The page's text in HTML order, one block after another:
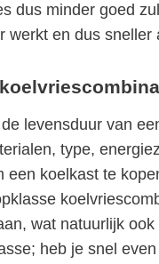
dus minder goed
werkt en dus sneller
levensduur van
type,
een koelkast te
wat natuurlijk
heb je snel